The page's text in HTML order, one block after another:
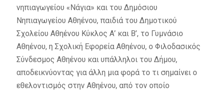
νηπιαγωγείου «Νάγια» και του Δημόσιου
Νηπιαγωγείου Αθηένου, παιδιά του Δημοτικού
Σχολείου Αθηένου Κύκλος Α’ και Β’, το Γυμνάσιο
Αθηένου, η Σχολική Εφορεία Αθηένου, ο Φιλοδασικός
Σύνδεσμος Αθηένου και υπάλληλοι του Δήμου,
αποδεικνύοντας για άλλη μια φορά το τι σημαίνει ο
εθελοντισμός στην Αθηένου, από τον οποίο